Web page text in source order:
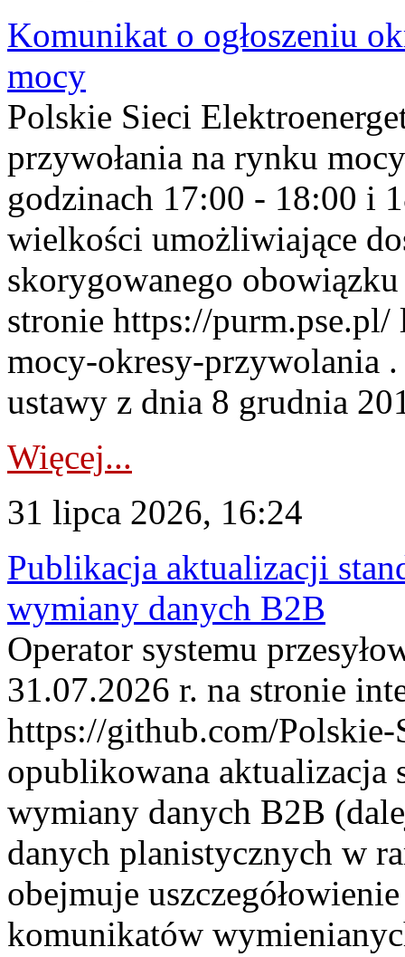
Komunikat o ogłoszeniu
mocy
Polskie Sieci
przywołania na rynku
godzinach 17:00 - 18:00 i
wielkości umożliwiające
skorygowanego
stronie https://
mocy-okresy-przywolania
ustawy z dnia 8 grudnia
Więcej...
31 lipca 2026, 16:24
Publikacja aktualizacji
wymiany danych B2B
Operator systemu
31.07.2026 r. na stronie
https://github.com/Polskie-
opublikowana aktualizacja
wymiany danych B2B
danych planistycznych w
obejmuje
komunikatów